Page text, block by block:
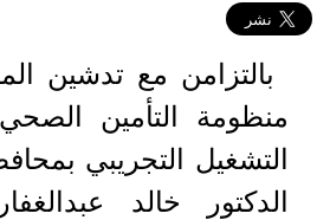
بالتزامن مع تدشين
منظومة التأمين
التشغيل التجريبي
الدكتور خالد